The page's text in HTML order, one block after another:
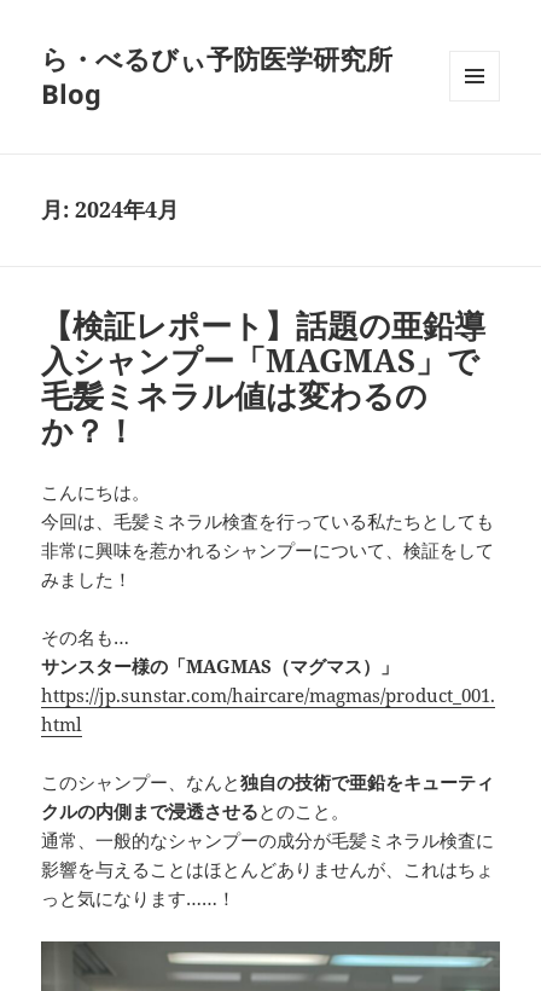
ら・べるびぃ予防医学研究所
Blog
月:2024年4月
【検証レポート】話題の亜鉛導
入シャンプー「MAGMAS」で
毛髪ミネラル値は変わるの
か？！
こんにちは。
今回は、毛髪ミネラル検査を行っている私たちとしても
非常に興味を惹かれるシャンプーについて、検証をして
みました！
その名も…
サンスター様の「MAGMAS（マグマス）」
https://jp.sunstar.com/haircare/magmas/product_001.
html
このシャンプー、なんと独自の技術で亜鉛をキューティ
クルの内側まで浸透させるとのこと。
通常、一般的なシャンプーの成分が毛髪ミネラル検査に
影響を与えることはほとんどありませんが、これはちょ
っと気になります……！